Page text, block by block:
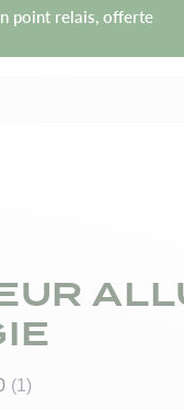
point relais, offerte